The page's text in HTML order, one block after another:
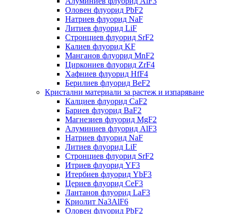
Оловен флуорид PbF2
Натриев флуорид NaF
Литиев флуорид LiF
Стронциев флуорид SrF2
Калиев флуорид KF
Манганов флуорид MnF2
Циркониев флуорид ZrF4
Хафниев флуорид HfF4
Берилиев флуорид BeF2
Кристални материали за растеж и изпаряване
Калциев флуорид CaF2
Бариев флуорид BaF2
Магнезиев флуорид MgF2
Алуминиев флуорид AlF3
Натриев флуорид NaF
Литиев флуорид LiF
Стронциев флуорид SrF2
Итриев флуорид YF3
Итербиев флуорид YbF3
Цериев флуорид CeF3
Лантанов флуорид LaF3
Криолит Na3AlF6
Оловен флуорид PbF2